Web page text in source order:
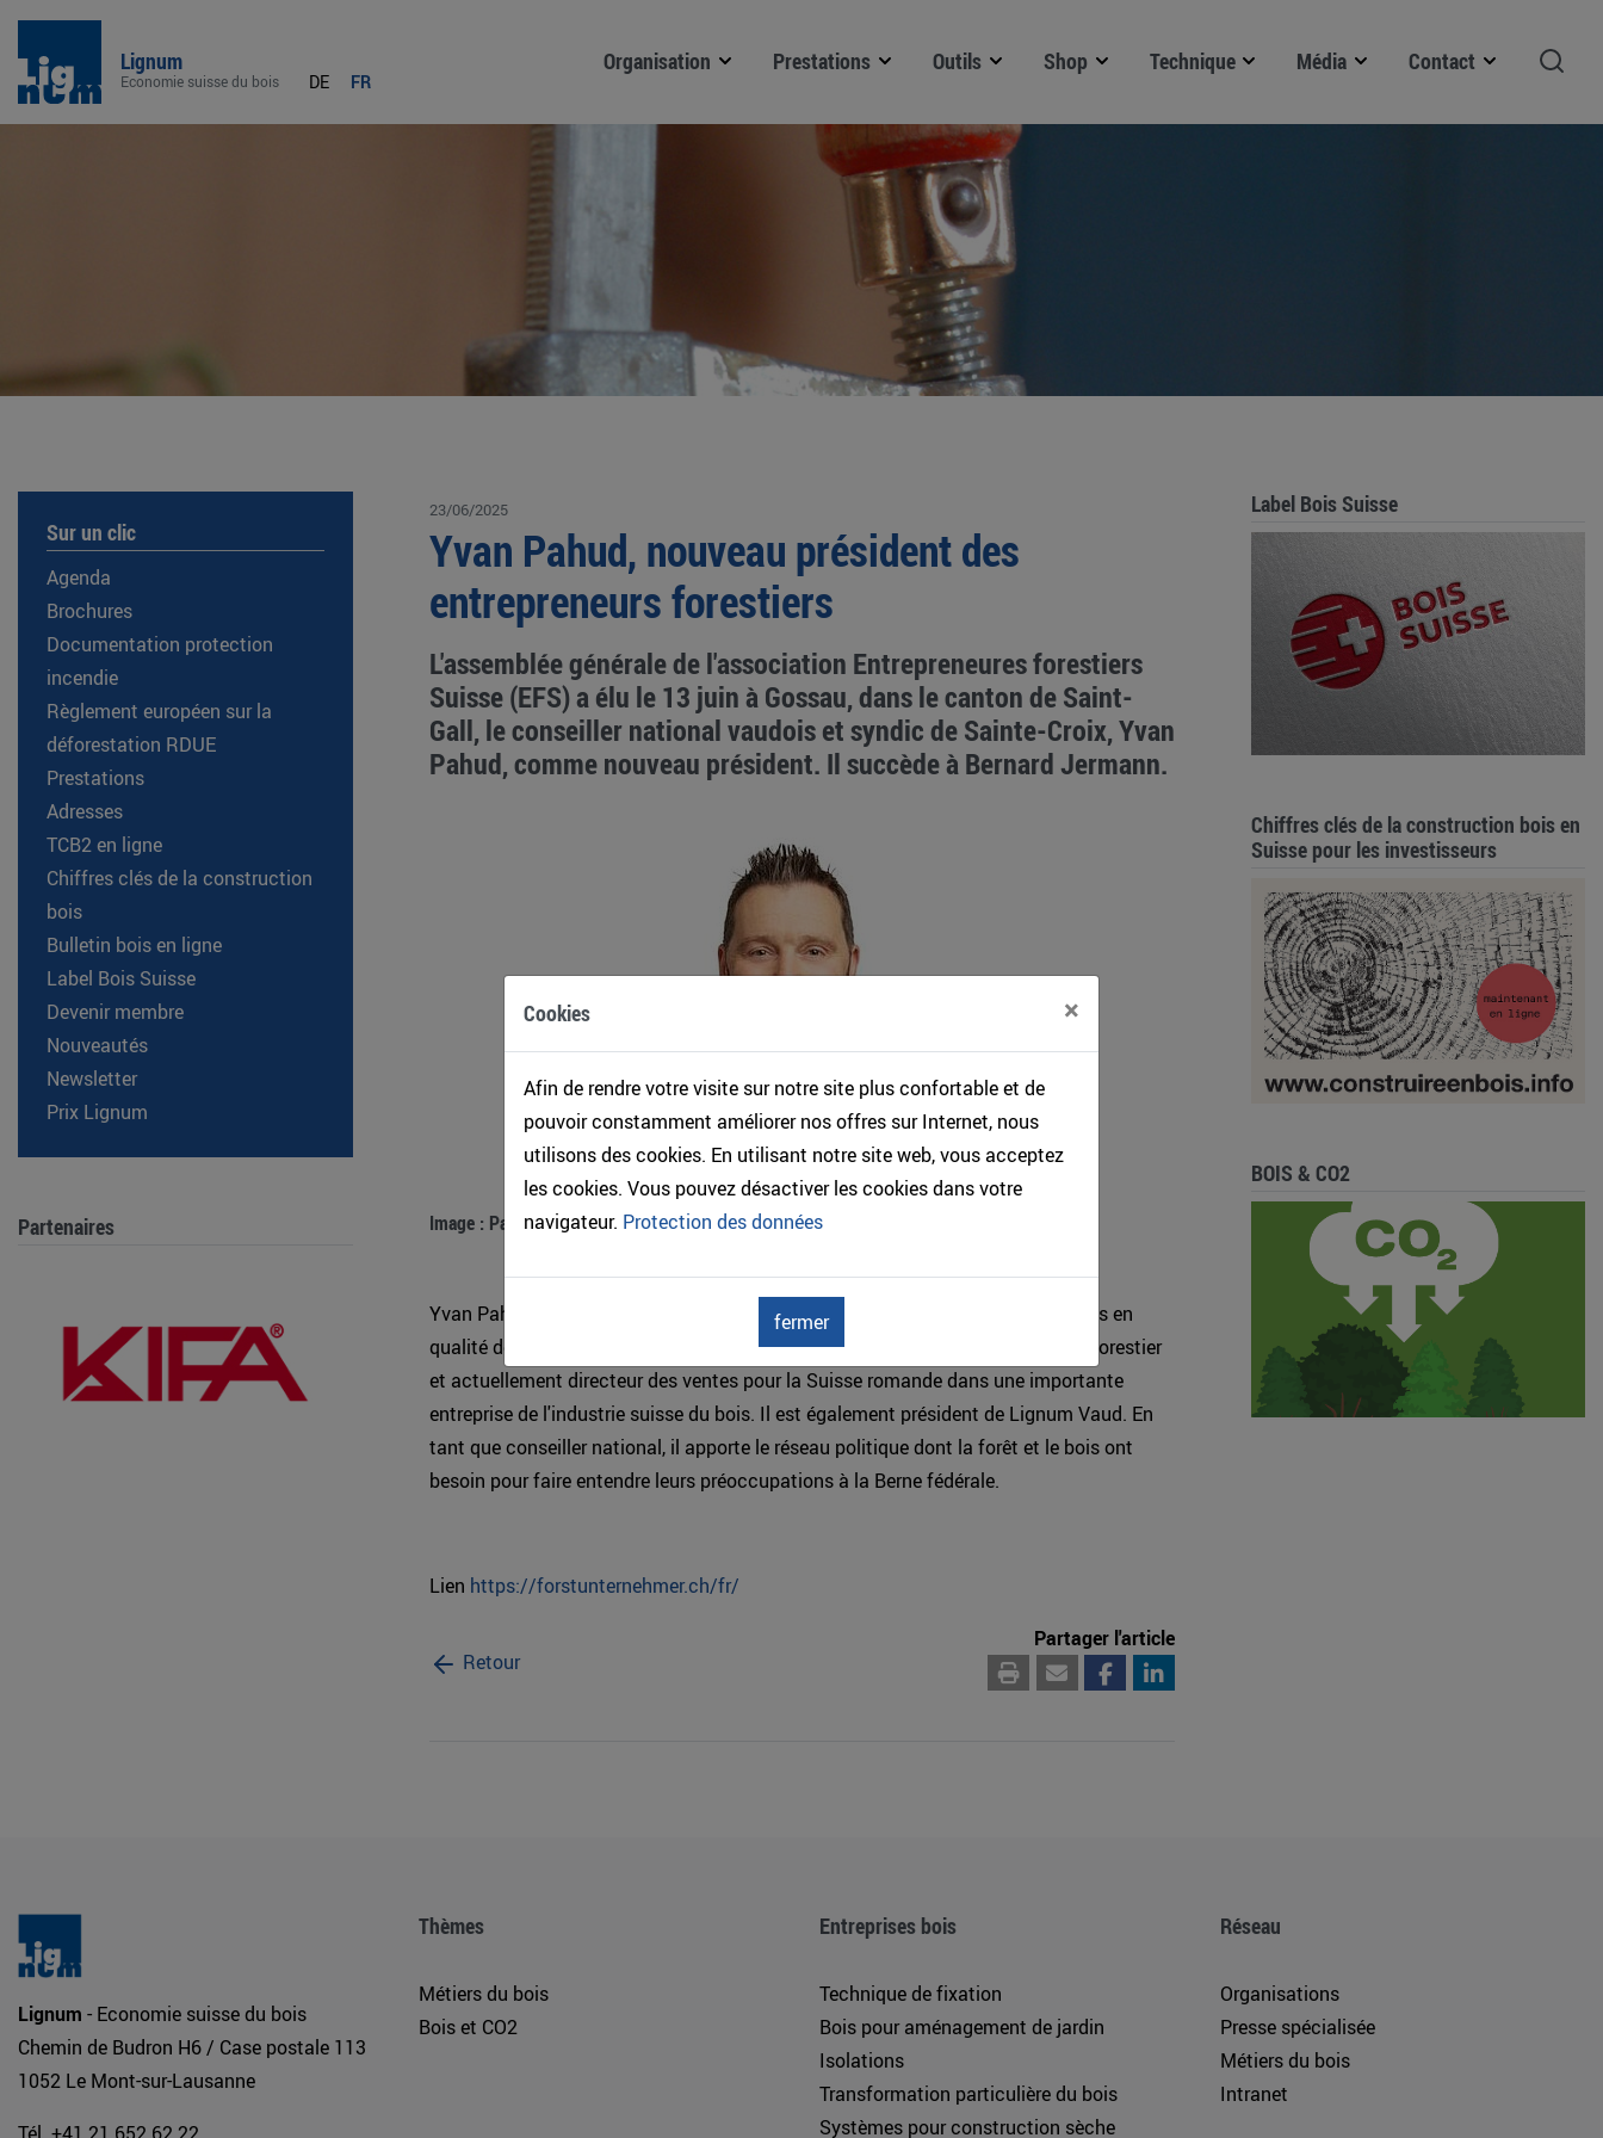
Cookies ×
Afin de rendre votre visite sur notre site plus confortable et de
pouvoir constamment améliorer nos offres sur Internet, nous
utilisons des cookies. En utilisant notre site web, vous acceptez
les cookies. Vous pouvez désactiver les cookies dans votre
navigateur. Protection des données
fermer
Lignum
Economie suisse du bois DE FR
Organisation Prestations Outils Shop Technique Média Contact
Sur un clic
Agenda
Brochures
Documentation protection
incendie
Règlement européen sur la
déforestation RDUE
Prestations
Adresses
TCB2 en ligne
Chiffres clés de la construction
bois
Bulletin bois en ligne
Label Bois Suisse
Devenir membre
Nouveautés
Newsletter
Prix Lignum
Partenaires
23/06/2025
Yvan Pahud, nouveau président des
entrepreneurs forestiers
L'assemblée générale de l'association Entrepreneures forestiers
Suisse (EFS) a élu le 13 juin à Gossau, dans le canton de Saint-
Gall, le conseiller national vaudois et syndic de Sainte-Croix, Yvan
Pahud, comme nouveau président. Il succède à Bernard Jermann.
Image : Parlement.ch
Yvan Pahud est professionnellement encré dans l'économie forestière et du bois en
qualité de charpentier et forestier-bûcheron de formation, ancien entrepreneur forestier
et actuellement directeur des ventes pour la Suisse romande dans une importante
entreprise de l'industrie suisse du bois. Il est également président de Lignum Vaud. En
tant que conseiller national, il apporte le réseau politique dont la forêt et le bois ont
besoin pour faire entendre leurs préoccupations à la Berne fédérale.
Lien https://forstunternehmer.ch/fr/
Retour
Partager l'article
Label Bois Suisse
Chiffres clés de la construction bois en
Suisse pour les investisseurs
BOIS & CO2
Lignum - Economie suisse du bois
Chemin de Budron H6 / Case postale 113
1052 Le Mont-sur-Lausanne
Thèmes
Métiers du bois
Bois et CO2
Entreprises bois
Technique de fixation
Bois pour aménagement de jardin
Isolations
Transformation particulière du bois
Systèmes pour construction sèche
Réseau
Organisations
Presse spécialisée
Métiers du bois
Intranet